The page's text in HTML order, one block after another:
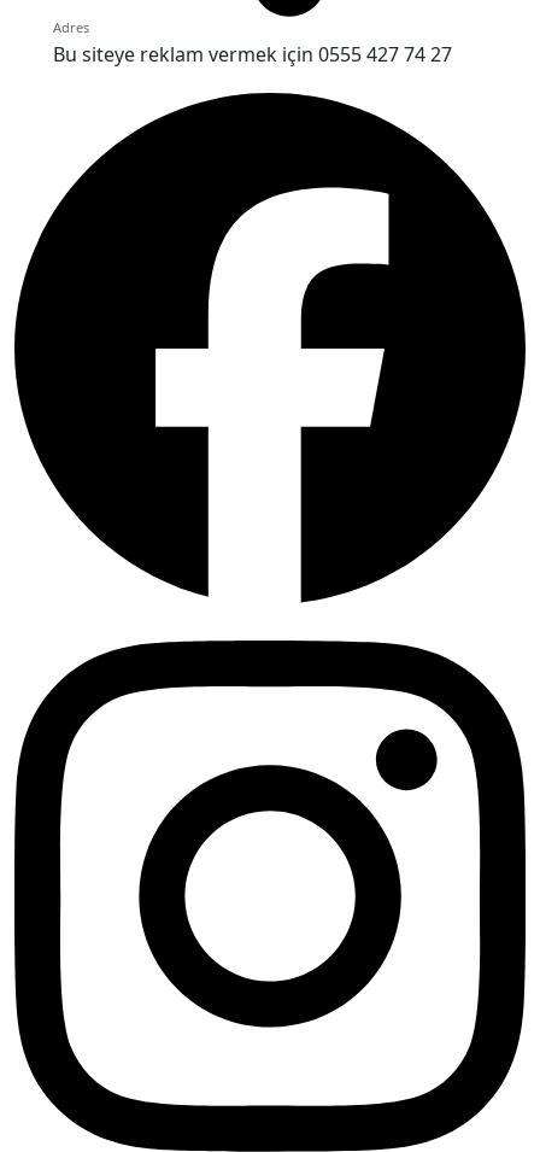
Adres
Bu siteye reklam vermek için 0555 427 74 27